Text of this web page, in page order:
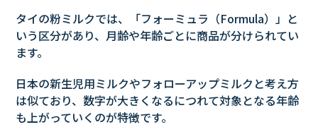
タイの粉ミルクでは、「フォーミュラ（Formula）」と
いう区分があり、月齢や年齢ごとに商品が分けられてい
ます。
日本の新生児用ミルクやフォローアップミルクと考え方
は似ており、数字が大きくなるにつれて対象となる年齢
も上がっていくのが特徴です。